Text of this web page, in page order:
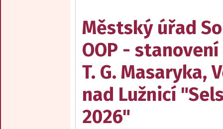
Městský úřad
OOP -
T. G. Masaryka,
nad Lužnicí
2026"